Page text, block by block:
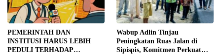
PEMERINTAH DAN
INSTITUSI HARUS LEBIH
PEDULI TERHADAP
Wabup Adlin Tinjau
Peningkatan Ruas Jalan di
Sipispis, Komitmen Perkuat